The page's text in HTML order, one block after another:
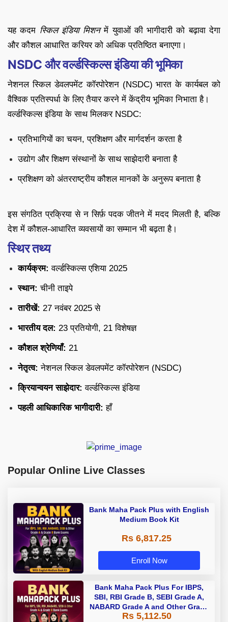
यह कदम स्किल इंडिया मिशनमें युवाओं की भागीदारी को बढ़ावा देगा
और कौशल आधारित करियर को अधिक प्रतिष्ठित बनाएगा।
NSDC और वर्ल्डस्किल्स इंडिया की भूमिका
नेशनल स्किल डेवलपमेंट कॉरपोरेशन (NSDC) भारत के कार्यबल को
वैश्विक प्रतिस्पर्धा के लिए तैयार करने में केंद्रीय भूमिका निभाता है।
वर्ल्डस्किल्स इंडिया के साथ मिलकर NSDC:
प्रतिभागियों का चयन, प्रशिक्षण और मार्गदर्शन करता है
उद्योग और शिक्षण संस्थानों के साथ साझेदारी बनाता है
प्रशिक्षण को अंतरराष्ट्रीय कौशल मानकों के अनुरूप बनाता है
इस संगठित प्रक्रिया से न सिर्फ़ पदक जीतने में मदद मिलती है, बल्कि
देश में कौशल-आधारित व्यवसायों का सम्मान भी बढ़ता है।
स्थिर तथ्य
कार्यक्रम: वर्ल्डस्किल्स एशिया 2025
स्थान: चीनी ताइपे
तारीखें: 27 नवंबर 2025 से
भारतीय दल: 23 प्रतियोगी, 21 विशेषज्ञ
कौशल श्रेणियाँ: 21
नेतृत्व: नेशनल स्किल डेवलपमेंट कॉरपोरेशन (NSDC)
क्रियान्वयन साझेदार: वर्ल्डस्किल्स इंडिया
पहली आधिकारिक भागीदारी: हाँ
Popular Online Live Classes
Bank Maha Pack Plus with English
Medium Book Kit
Rs 6,817.25
Enroll Now
Bank Maha Pack Plus For IBPS,
SBI, RBI Grade B, SEBI Grade A,
NABARD Grade A and Other Grade
A & Grade B Bank Exams
Rs 5,112.50